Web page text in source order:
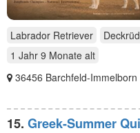
Labrador Retriever
1 Jahr 9 Monate alt
36456 Barchfeld-Immelborn
15. Greek-Summer